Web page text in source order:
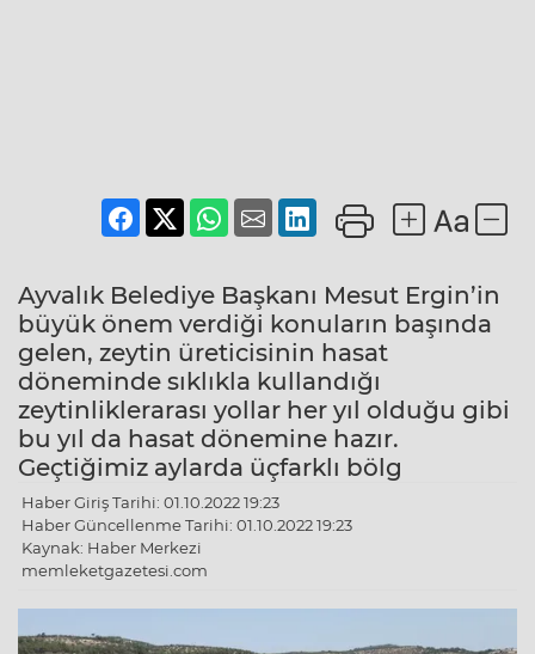
Ayvalık Belediye Başkanı Mesut Ergin’in
büyük önem verdiği konuların başında
gelen, zeytin üreticisinin hasat
döneminde sıklıkla kullandığı
zeytinliklerarası yollar her yıl olduğu gibi
bu yıl da hasat dönemine hazır.
Geçtiğimiz aylarda üçfarklı bölg
Haber Giriş Tarihi: 01.10.2022 19:23
Haber Güncellenme Tarihi: 01.10.2022 19:23
Kaynak: Haber Merkezi
memleketgazetesi.com